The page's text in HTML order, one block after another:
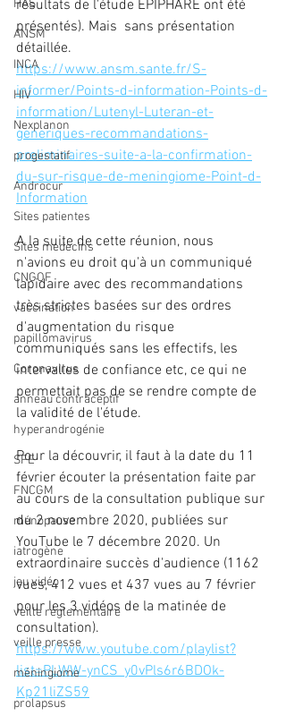
HAS
ANSM
INCA
HIV
Nexplanon
progestatif
Androcur
Sites patientes
Sites medecins
CNGOF
vaccination
papillomavirus
Coronavirus
anneau contraceptif
hyperandrogénie
SFE
FNCGM
ménopause
iatrogène
jeu vidéo
veille réglementaire
veille presse
méningiome
prolapsus
résultats de l'étude EPIPHARE ont été
présentés). Mais  sans présentation
détaillée.
https://www.ansm.sante.fr/S-
informer/Points-d-information-Points-d-
information/Lutenyl-Luteran-et-
generiques-recommandations-
preliminaires-suite-a-la-confirmation-
du-sur-risque-de-meningiome-Point-d-
Information
A la suite de cette réunion, nous
n'avions eu droit qu'à un communiqué
lapidaire avec des recommandations
très strictes basées sur des ordres
d'augmentation du risque
communiqués sans les effectifs, les
intervalles de confiance etc, ce qui ne
permettait pas de se rendre compte de
la validité de l'étude.
Pour la découvrir, il faut à la date du 11
février écouter la présentation faite par
au cours de la consultation publique sur
du 2 novembre 2020, publiées sur
YouTube le 7 décembre 2020. Un
extraordinaire succès d'audience (1162
vues, 412 vues et 437 vues au 7 février
pour les 3 vidéos de la matinée de
consultation).
https://www.youtube.com/playlist?
list=PLWW-ynCS_y0vPls6r6BDOk-
Kp21liZS59